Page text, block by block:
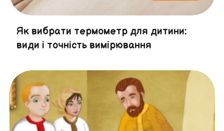
Як вибрати термометр для дитини:
види і точність вимірювання